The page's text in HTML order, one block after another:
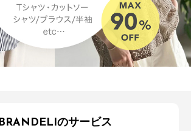
BRANDELIのサービス